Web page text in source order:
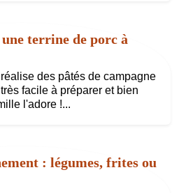
terrine de porc à
des pâtés de campagne
facile à préparer et bien
l'adore !...
: légumes, frites ou